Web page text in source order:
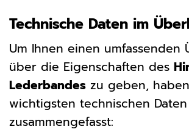
Technische Daten im
Um Ihnen einen umfassenden
über die Eigenschaften des
Lederbandes zu geben,
wichtigsten technischen Daten
zusammengefasst: